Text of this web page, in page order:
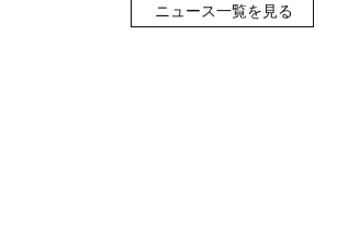
ニュース一覧を見る